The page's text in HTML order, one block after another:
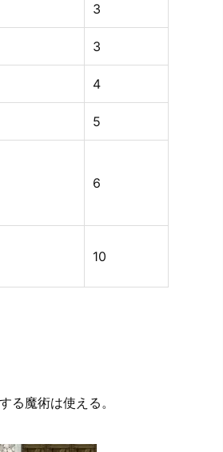
3
3
4
5
6
10
る魔術は使える。